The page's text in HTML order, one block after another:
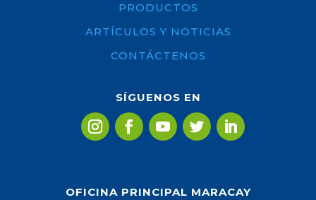
PRODUCTOS
ARTÍCULOS Y NOTICIAS
CONTÁCTENOS
SÍGUENOS EN
OFICINA PRINCIPAL MARACAY